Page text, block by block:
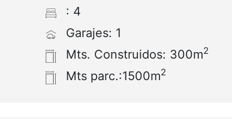
: 4
Garajes: 1
Mts. Construidos: 300m2
Mts parc.:1500m2